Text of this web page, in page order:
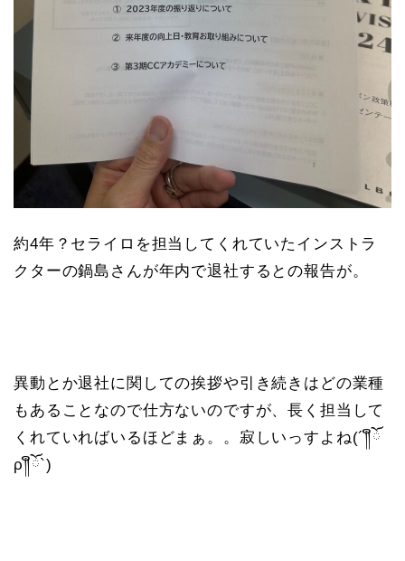
約4年？セライロを担当してくれていたインストラ
クターの鍋島さんが年内で退社するとの報告が。
異動とか退社に関しての挨拶や引き続きはどの業種
もあることなので仕方ないのですが、長く担当して
くれていればいるほどまぁ。。寂しいっすよね(´༎ຶོ
ρ༎ຶོ`)